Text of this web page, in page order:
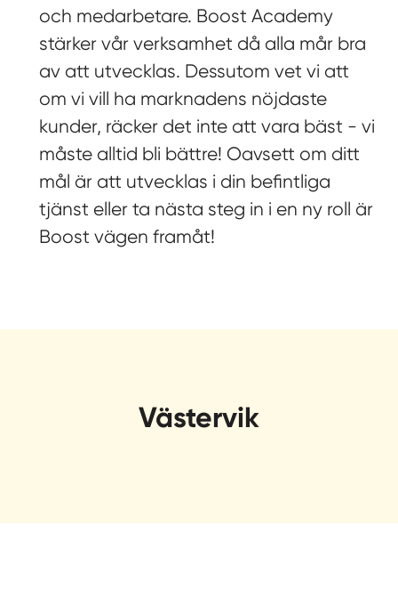
och medarbetare. Boost Academy
stärker vår verksamhet då alla mår bra
av att utvecklas. Dessutom vet vi att
om vi vill ha marknadens nöjdaste
kunder, räcker det inte att vara bäst - vi
måste alltid bli bättre! Oavsett om ditt
mål är att utvecklas i din befintliga
tjänst eller ta nästa steg in i en ny roll är
Boost vägen framåt!
Västervik